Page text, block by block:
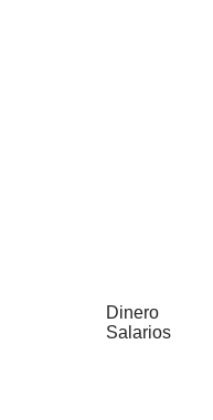
Dinero
Salarios